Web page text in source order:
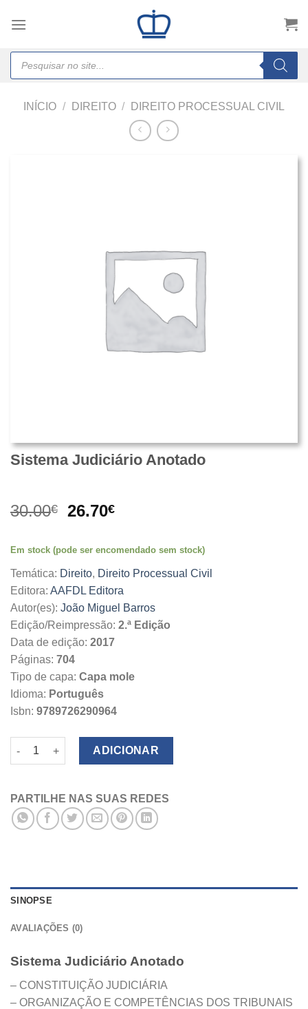
Products
search
INÍCIO / DIREITO / DIREITO PROCESSUAL CIVIL
Sistema Judiciário Anotado
30.00€
O
original
30.00€.
26.70€O
atual
26.70€.
Em stock (pode ser encomendado sem stock)
Temática: Direito, Direito Processual Civil
Editora: AAFDL Editora
Autor(es): João Miguel Barros
Edição/Reimpressão: 2.ª Edição
Data de edição: 2017
Páginas: 704
Tipo de capa: Capa mole
Idioma: Português
Isbn: 9789726290964
Quantidade de Sistema Judiciário Anotado
ADICIONAR
PARTILHE NAS SUAS REDES
SINOPSE
AVALIAÇÕES (0)
Sistema Judiciário Anotado
– CONSTITUIÇÃO JUDICIÁRIA
– ORGANIZAÇÃO E COMPETÊNCIAS DOS TRIBUNAIS